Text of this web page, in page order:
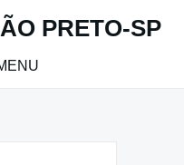
PRETO-SP